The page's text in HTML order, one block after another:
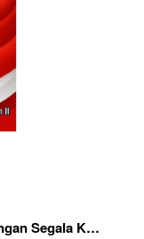
Segala K…